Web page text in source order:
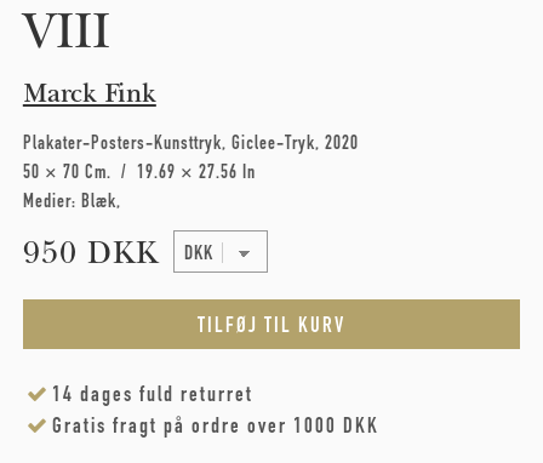
VIII
Marck Fink
Plakater-Posters-Kunsttryk Giclee-Tryk 2020
50 × 70 Cm
19.69 × 27.56 In
Medier: Blæk
950 DKK
14 dages fuld returret
Gratis fragt på ordre over 1000 DKK